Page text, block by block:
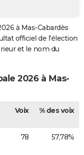
à Mas-Cabardès
officiel de l'élection
et le nom du
2026 à Mas-
Voix % des voix
78 57,78%